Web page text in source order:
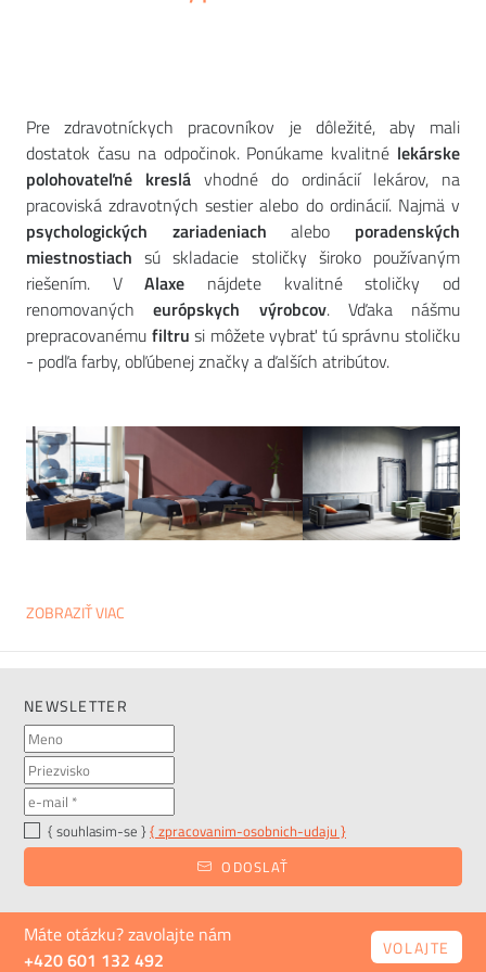
Pre zdravotníckych pracovníkov je dôležité, aby mali
dostatok času na odpočinok. Ponúkame kvalitné lekárske
polohovateľné kreslá vhodné do ordinácií lekárov, na
pracoviská zdravotných sestier alebo do ordinácií. Najmä v
psychologických zariadeniach alebo poradenských
miestnostiach sú skladacie stoličky široko používaným
riešením. VAlaxe nájdete kvalitné stoličky od
renomovanýcheurópskych výrobcov. Vďaka nášmu
prepracovanému filtru si môžete vybrať tú správnu stoličku
- podľa farby, obľúbenej značky a ďalších atribútov.
ZOBRAZIŤ VIAC
NEWSLETTER
{ souhlasim-se } { zpracovanim-osobnich-udaju }
ODOSLAŤ
Máte otázku? zavolajte nám
+420 601 132 492
VOLAJTE